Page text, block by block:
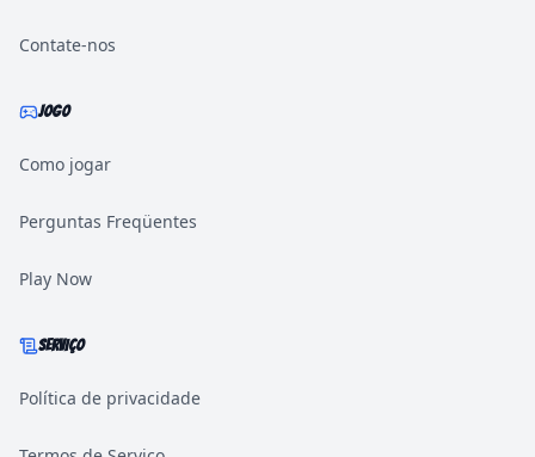
Contate-nos
JOGO
Como jogar
Perguntas Freqüentes
Play Now
SERVIÇO
Política de privacidade